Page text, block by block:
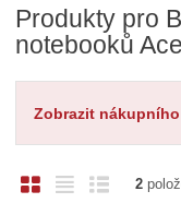
Produkty pro
notebooků
Zobrazit
O
Ř
2